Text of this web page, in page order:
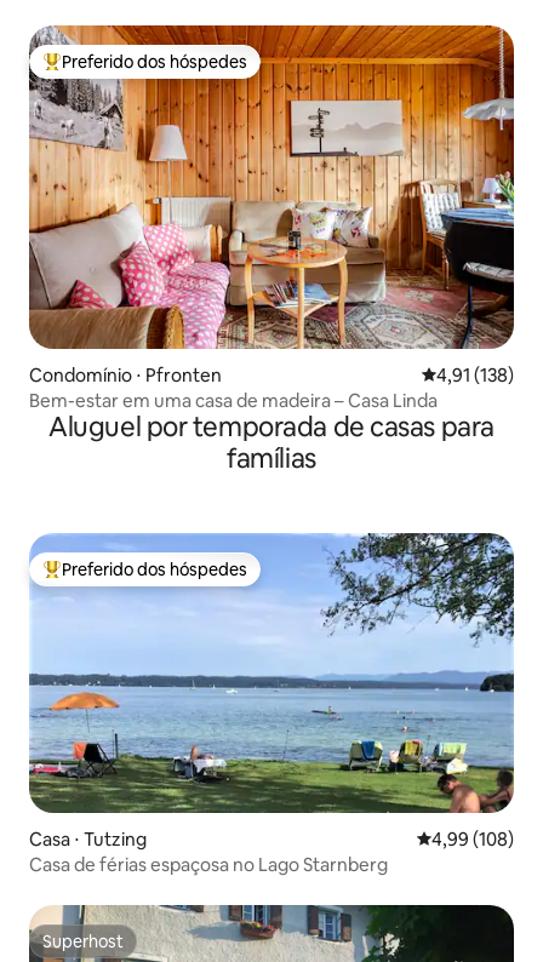
Entre os melhores preferidos dos hóspedes
Preferido dos hóspedes
Condomínio ⋅ Pfronten 4,91 de uma
4,91 (138)
Bem-estar em uma casa de madeira – Casa Linda
Aluguel por temporada de casas para
famílias
Entre os melhores preferidos dos hóspedes
Preferido dos hóspedes
Casa ⋅ Tutzing 4,99 de uma
4,99 (108)
Casa de férias espaçosa no Lago Starnberg
Superhost
Superhost